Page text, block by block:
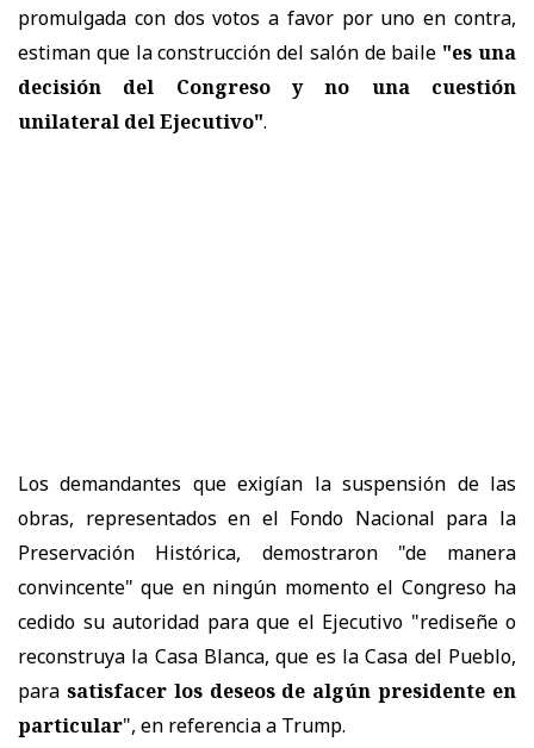
promulgada con dos votos a favor por uno en contra,
estiman que la construcción del salón de baile "es una
decisión del Congreso y no una cuestión
unilateral del Ejecutivo".
Los demandantes que exigían la suspensión de las
obras, representados en el Fondo Nacional para la
Preservación Histórica, demostraron "de manera
convincente" que en ningún momento el Congreso ha
cedido su autoridad para que el Ejecutivo "rediseñe o
reconstruya la Casa Blanca, que es la Casa del Pueblo,
para satisfacer los deseos de algún presidente en
particular", en referencia a Trump.